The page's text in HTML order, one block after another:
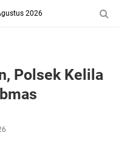
2026
Polsek Kelila